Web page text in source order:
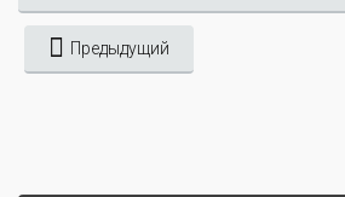
Предыдущий